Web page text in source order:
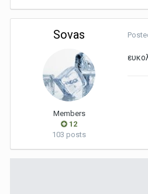
Sovas
Members
12
103 posts